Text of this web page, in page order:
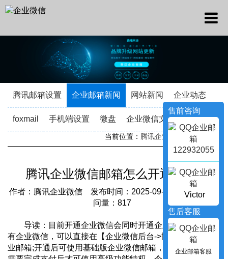
腾讯邮箱设置 企业邮箱新闻 网站新闻 企业动态
foxmail 手机端设置 微盘 企业微信文档
当前位置： 腾讯企业邮箱 ->新闻资讯
腾讯企业微信邮箱怎么开通注册?
作者：腾讯企业微信 发布时间：2025-09-23 09:52:23 访
问量：817
导读：目前开通企业微信会同时开通企业邮箱，若是已
有企业微信，可以直接在【企业微信后台->协作】下使用企
业邮箱;开通后可使用基础版企业微信邮箱，邮件高级功能
售前咨询
122932055
Victor
售后客服
企业邮箱客服